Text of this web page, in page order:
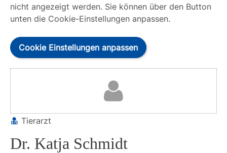
nicht angezeigt werden. Sie können über den Button
unten die Cookie-Einstellungen anpassen.
Cookie Einstellungen anpassen
Tierarzt
Dr. Katja Schmidt